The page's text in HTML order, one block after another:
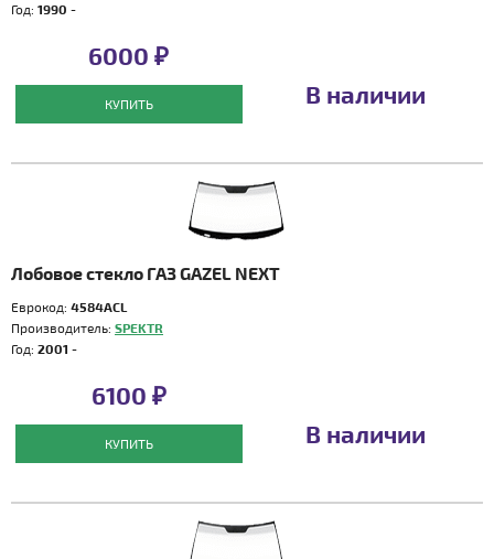
Год: 1990 -
6000 ₽
КУПИТЬ В наличии
Лобовое стекло ГАЗ GAZEL NEXT
Еврокод: 4584ACL
Производитель: SPEKTR
Год: 2001 -
6100 ₽
КУПИТЬ В наличии